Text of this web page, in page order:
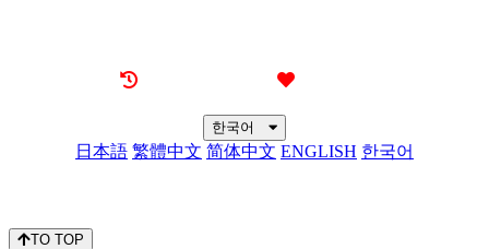
한국어
日本語 繁體中文 简体中文 ENGLISH 한국어
TO TOP